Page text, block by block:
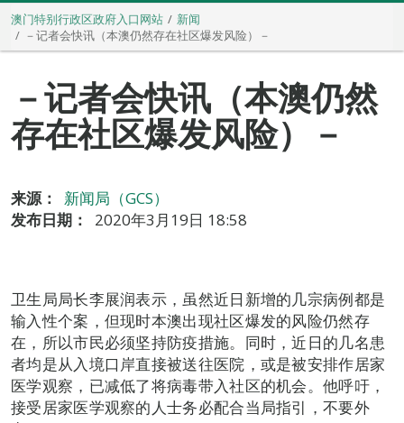
澳门特别行政区政府入口网站
新闻
－记者会快讯（本澳仍然存在社区爆发风险）－
－记者会快讯（本澳仍然
存在社区爆发风险）－
来源：
新闻局（GCS）
发布日期：
2020年3月19日 18:58
卫生局局长李展润表示，虽然近日新增的几宗病例都是
输入性个案，但现时本澳出现社区爆发的风险仍然存
在，所以市民必须坚持防疫措施。同时，近日的几名患
者均是从入境口岸直接被送往医院，或是被安排作居家
医学观察，已减低了将病毒带入社区的机会。他呼吁，
接受居家医学观察的人士务必配合当局指引，不要外